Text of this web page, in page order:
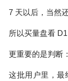
7 天以后，当然
所以买量盘看
更重要的是判断：
这批用户里，最